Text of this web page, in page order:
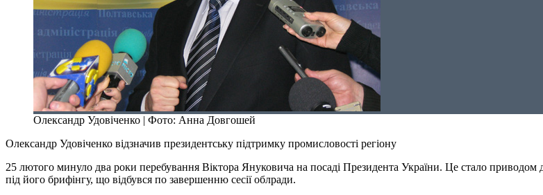
Олександр Удовіченко | Фото: Анна Довгошей
Олександр Удовіченко відзначив президентську підтримку промисловості регіону
25 лютого минуло два роки перебування Віктора Януковича на посаді Президента України. Це стало приводом
під його брифінгу, що відбувся по завершенню сесії облради.